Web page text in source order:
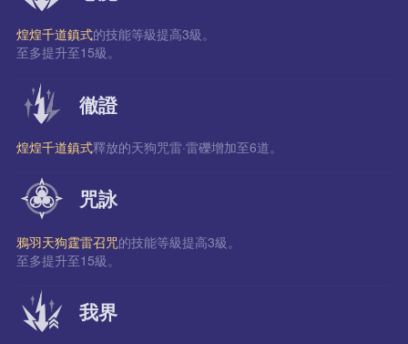
煌煌千道鎮式的技能等級提高3級。
至多提升至15級。
徹證
煌煌千道鎮式釋放的天狗咒雷·雷礫增加至6道。
咒詠
鴉羽天狗霆雷召咒的技能等級提高3級。
至多提升至15級。
我界